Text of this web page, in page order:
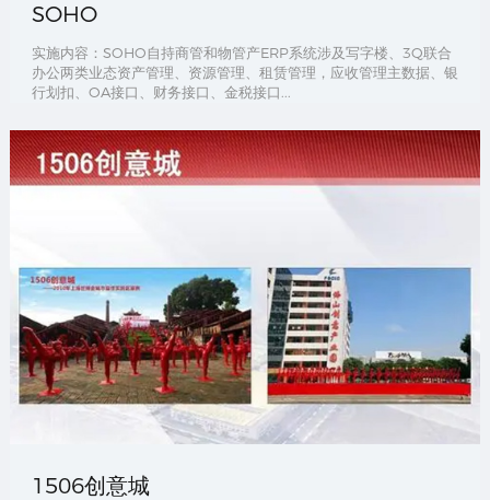
SOHO
实施内容：SOHO自持商管和物管产ERP系统涉及写字楼、3Q联合
办公两类业态资产管理、资源管理、租赁管理，应收管理主数据、银
行划扣、OA接口、财务接口、金税接口...
1506创意城